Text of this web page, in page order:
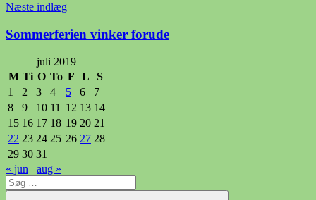
Næste indlæg
Sommerferien vinker forude
juli 2019
M Ti O To F L
S
1
2 3 4 5 6
7
8
9 10 11 12 13 14
15 16 17 18 19 20 21
22 23 24 25 26 27 28
29 30 31
« jun
aug »
Søg
efter: